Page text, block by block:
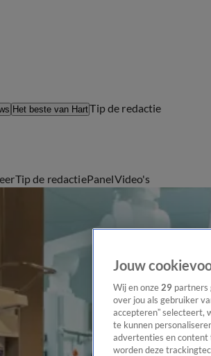
Het beste van HartTip de redactie
Tip de redactiePanelVideo's
Jouw
Wij en onze 29 partners
over jou als gebruiker
accepteren” selecteert,
te kunnen
advertenties en content
worden deze